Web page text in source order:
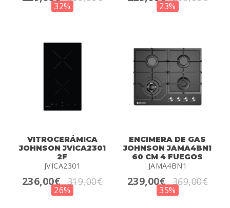
32% 23%
VITROCERÁMICA
JOHNSON JVICA2301
2F
JVICA2301
236,00€ 319,00€
26%
ENCIMERA DE GAS
JOHNSON JAMA4BN1
60 CM 4 FUEGOS
JAMA4BN1
239,00€ 369,00€
35%